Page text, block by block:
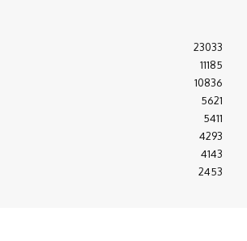
23033
11185
10836
5621
5411
4293
4143
2453